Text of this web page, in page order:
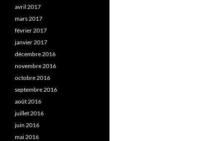
avril 2017
mars 2017
février 2017
janvier 2017
décembre 2016
novembre 2016
octobre 2016
septembre 2016
août 2016
juillet 2016
juin 2016
mai 2016